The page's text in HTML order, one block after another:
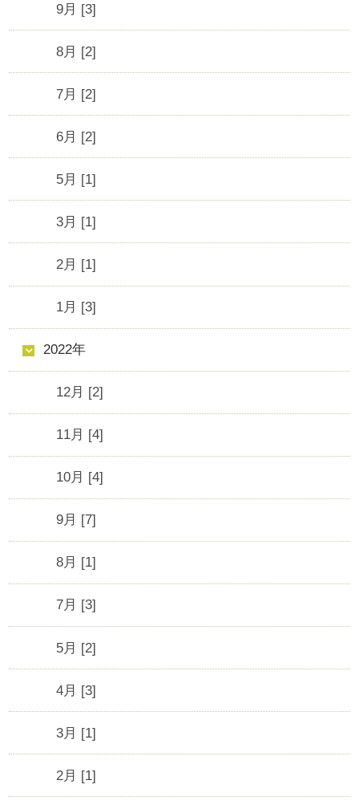
9月 [3]
8月 [2]
7月 [2]
6月 [2]
5月 [1]
3月 [1]
2月 [1]
1月 [3]
2022年
12月 [2]
11月 [4]
10月 [4]
9月 [7]
8月 [1]
7月 [3]
5月 [2]
4月 [3]
3月 [1]
2月 [1]